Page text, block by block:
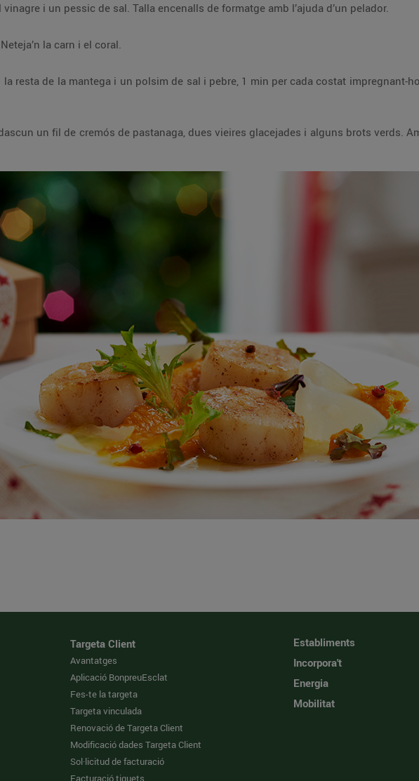
Fes una vinagreta barrejant l’oli, el vinagre i un pessic de sal. Talla encenalls de formatge amb l’ajuda d’un pelador.
Retira les closques de les vieires. Neteja’n la carn i el coral.
1 min per cada costat impregnant-ho constantment amb el suc
glacejades i alguns brots verds. Amaneix-ho amb la vinagreta
Targeta Client
Avantatges
Aplicació BonpreuEsclat
Fes-te la targeta
Targeta vinculada
Renovació de Targeta Client
Modificació dades Targeta Client
Sol·licitud de facturació
Facturació tiquets
Establiments
Incorpora't
Energia
Mobilitat